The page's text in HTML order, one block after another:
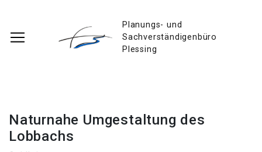
Planungs- und
Sachverständigenbüro
Plessing
Naturnahe Umgestaltung des
Lobbachs